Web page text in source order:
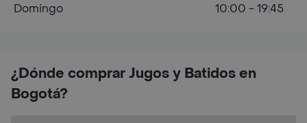
¿Dónde comprar Jugos y Batidos en
Bogotá?
Domingo
10:00 - 19:45